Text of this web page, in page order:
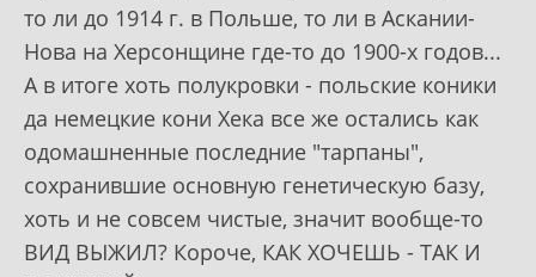
то ли до 1914 г. в Польше, то ли в Аскании-
Нова на Херсонщине где-то до 1900-х годов...
А в итоге хоть полукровки - польские коники
да немецкие кони Хека все же остались как
одомашненные последние "тарпаны",
сохранившие основную генетическую базу,
хоть и не совсем чистые, значит вообще-то
ВИД ВЫЖИЛ? Короче, КАК ХОЧЕШЬ - ТАК И